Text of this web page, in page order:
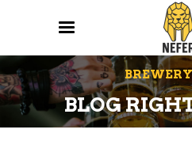
BLOG